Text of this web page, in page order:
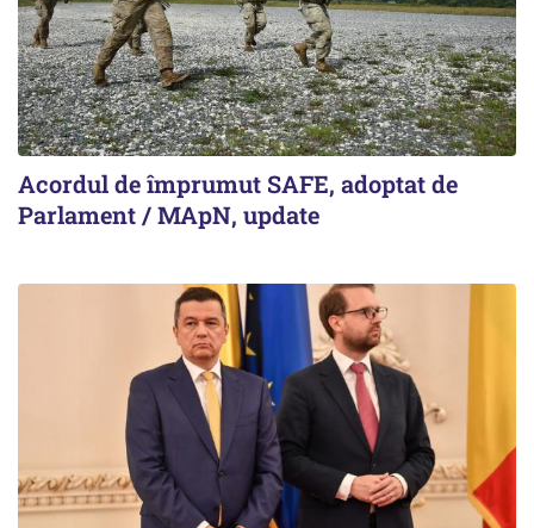
Acordul de împrumut SAFE, adoptat de
Parlament / MApN, update